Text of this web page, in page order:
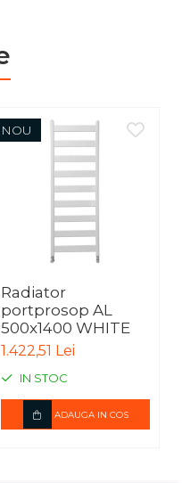
NOU
Radiator
portprosop AL
500x1400 WHITE
1.422,51 Lei
IN STOC
ADAUGA IN COS